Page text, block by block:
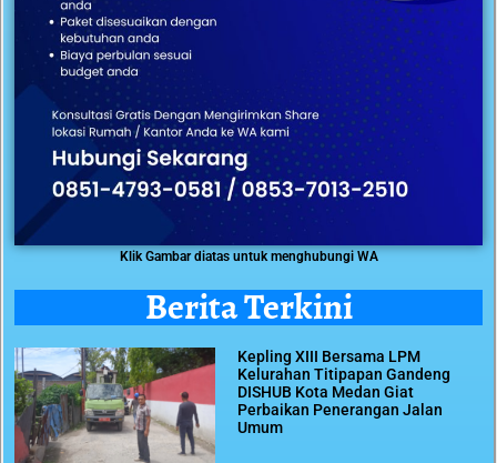
Klik Gambar diatas untuk menghubungi WA
Berita Terkini
Kepling XIII Bersama LPM
Kelurahan Titipapan Gandeng
DISHUB Kota Medan Giat
Perbaikan Penerangan Jalan
Umum